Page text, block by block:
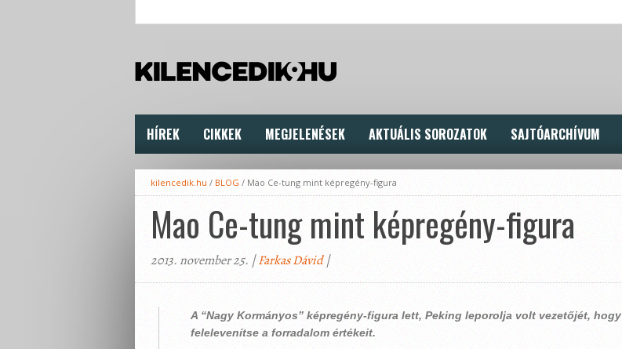
HÍREK CIKKEK MEGJELENÉSEK AKTUÁLIS SOROZATOK SAJTÓARCHÍVUM
kilencedik.hu / BLOG / Mao Ce-tung mint képregény-figura
Mao Ce-tung mint képregény-figura
2013. november 25. |Farkas Dávid|
A “Nagy Kormányos” képregény-figura lett, Peking leporolja volt vezetőjét, hogy
felelevenítse a forradalom értékeit.